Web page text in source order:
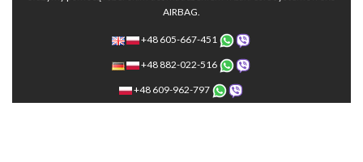
AIRBAG.
+48 605-667-451
+48 882-022-516
+48 609-962-797